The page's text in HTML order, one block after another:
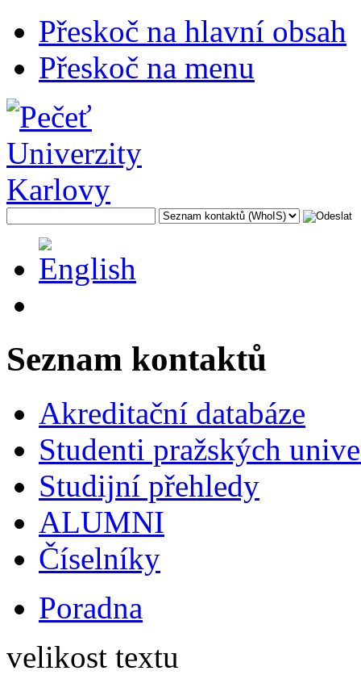
Přeskoč na hlavní obsah
Přeskoč na menu
Seznam kontaktů
Akreditační databáze
Studenti pražských
Studijní přehledy
ALUMNI
Číselníky
Poradna
velikost textu